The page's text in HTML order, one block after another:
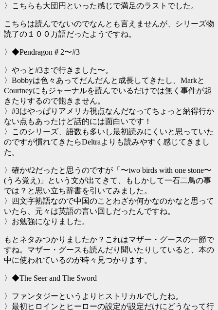
〉こちらも大団円といった感じで満足のラストでした。
こちらは読んでないのでなんとも言えませんが、シリーズ物
読了の１００万語だったようですね。
〉◆Pendragon＃2〜#3
〉やっと#3まで行きました〜。
〉Bobbyは色々あってだんだんと成長してきたし、Markと
Courtneyにもジャーナルを読んでいるだけでは無く事件が起
きたりするので飽きません。
〉#3はやっぱりアメリカ視点なんだなってちょっと納得行か
ない点もあったけど話的には面白いです！
〉このシリーズ、語数も多いし最初読みにくいと思っていた
のですが慣れてきたらDeltraよりも読みやすく感じてきまし
た。
〉確か#2だったと思うのですが「〜two birds with one stone〜
(うろ覚え)」という文が出てきて、もしかして一石二鳥の事
では？と思い立ち辞書を引いてみました。
〉四文字熟語なので中国のことわざか何かなのかなと思って
いたら、元々は英語の言い回しだったんですね。
〉お勉強になりました。
もとネタみつかりましたか？これはマザー・グースの一節で
すね。マザー・グースも読んだり聞いたりしていると、本の
中に使われているのが時々見つかります。
〉◆The Seer and The Sword
〉ファンタジーというよりヒストリカルでしたね。
〉最初ヒロインとヒーローの設定が設定だけにどうなって行